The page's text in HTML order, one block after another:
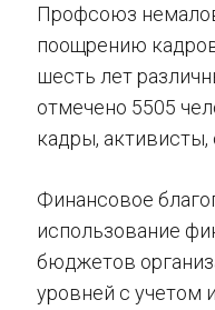
Профсоюз
поощрению
шесть лет
отмечено 5505
кадры, активисты,
Финансовое
использование
бюджетов
уровней с учетом